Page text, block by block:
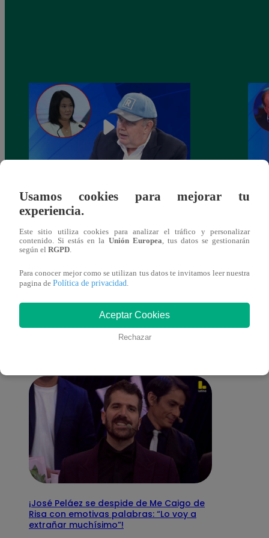
Rafael López Aliaga a Keiko Fujimori:
“Acá no recibimos dinero de fuentes
También te puede
interesar
¡José Peláez se despide de Me Caigo de
Risa con emotivas palabras: “Lo voy a
extrañar muchísimo”!
Usamos cookies para mejorar tu
experiencia.
Este sitio utiliza cookies para analizar el tráfico y personalizar
contenido. Si estás en la Unión Europea, tus datos se gestionarán
según el RGPD.
Para conocer mejor como se utilizan tus datos te invitamos leer nuestra
pagina de Política de privacidad.
Aceptar Cookies
Rechazar